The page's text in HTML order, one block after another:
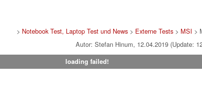
> Notebook Test, Laptop Test und News> Externe Tests> MSI >
Autor: Stefan Hinum, 12.04.2019 (Update:
loading failed!